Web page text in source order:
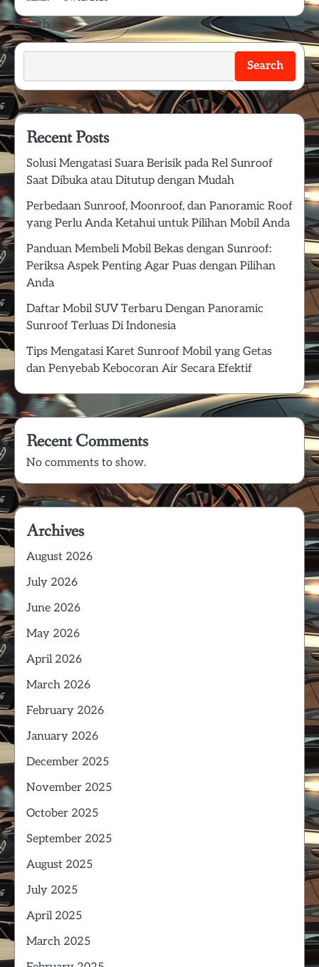
Search
Search
Recent Posts
Solusi Mengatasi Suara Berisik pada Rel Sunroof
Saat Dibuka atau Ditutup dengan Mudah
Perbedaan Sunroof, Moonroof, dan Panoramic Roof
yang Perlu Anda Ketahui untuk Pilihan Mobil Anda
Panduan Membeli Mobil Bekas dengan Sunroof:
Periksa Aspek Penting Agar Puas dengan Pilihan
Anda
Daftar Mobil SUV Terbaru Dengan Panoramic
Sunroof Terluas Di Indonesia
Tips Mengatasi Karet Sunroof Mobil yang Getas
dan Penyebab Kebocoran Air Secara Efektif
Recent Comments
No comments to show.
Archives
August 2026
July 2026
June 2026
May 2026
April 2026
March 2026
February 2026
January 2026
December 2025
November 2025
October 2025
September 2025
August 2025
July 2025
April 2025
March 2025